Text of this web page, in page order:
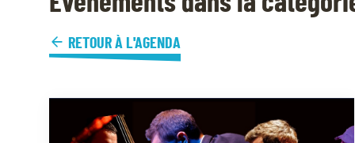
RETOUR À L'AGENDA